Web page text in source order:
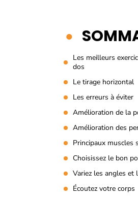
Les meilleurs
dos
Le tirage horizontal
Les erreurs à éviter
Amélioration de la
Amélioration des
Principaux muscles
Choisissez le bon
Variez les angles et
Écoutez votre corps